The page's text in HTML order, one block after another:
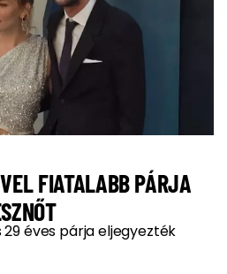
FIATALABB PÁRJA
éves párja eljegyezték